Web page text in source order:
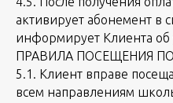
активирует абонемент в
информирует Клиента
ПРАВИЛА ПОСЕЩЕНИЯ
5.1. Клиент вправе
всем направлениям